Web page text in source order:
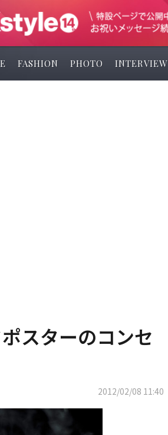
FASHION PHOTO INTERVIEW
スターのコンセ
2012/02/08 11:40